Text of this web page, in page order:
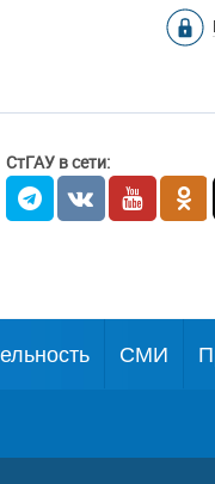
СтГАУ в сети:
СМИ